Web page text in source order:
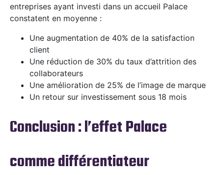
entreprises ayant investi dans un accueil Palace
constatent en moyenne :
Une augmentation de 40% de la satisfaction
client
Une réduction de 30% du taux d’attrition des
collaborateurs
Une amélioration de 25% de l’image de marque
Un retour sur investissement sous 18 mois
Conclusion : l’effet Palace
comme différentiateur